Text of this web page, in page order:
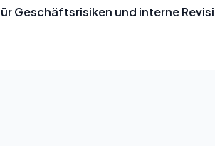
Geschäftsrisiken und interne